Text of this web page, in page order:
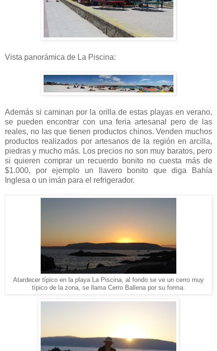
Vista panorámica de La Piscina:
Además si caminan por la orilla de estas playas en verano,
se pueden encontrar con una feria artesanal pero de las
reales, no las que tienen productos chinos. Venden muchos
productos realizados por artesanos de la región en arcilla,
piedras y mucho más. Los precios no son muy baratos, pero
si quieren comprar un recuerdo bonito no cuesta más de
$1.000, por ejemplo un llavero bonito que diga Bahía
Inglesa o un imán para el refrigerador.
Atardecer típico en la playa La Piscina, al fondo se ve un cerro muy
típico de la zona, se llama Cerro Ballena por su forma.